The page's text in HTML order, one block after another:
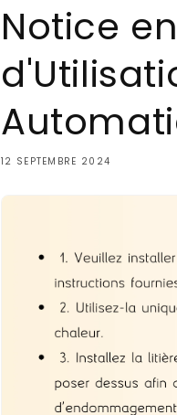
Notice
12 SEPTEMBRE 2024